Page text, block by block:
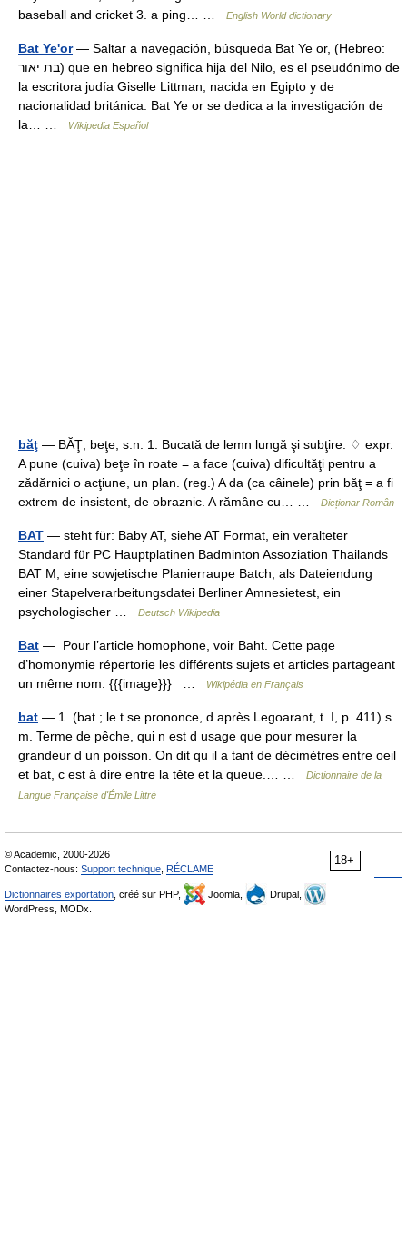
baseball and cricket 3. a ping… …
English World dictionary
Bat Ye'or— Saltar a navegación, búsqueda Bat Ye or, (Hebreo:
בת יאור) que en hebreo significa hija del Nilo, es el pseudónimo de
la escritora judía Giselle Littman, nacida en Egipto y de
nacionalidad británica. Bat Ye or se dedica a la investigación de
la… …
Wikipedia Español
băţ — BĂŢ, beţe, s.n. 1. Bucată de lemn lungă şi subţire. ♢ expr.
A pune (cuiva) beţe în roate = a face (cuiva) dificultăţi pentru a
zădărnici o acţiune, un plan. (reg.) A da (ca câinele) prin băţ = a fi
extrem de insistent, de obraznic. A rămâne cu… …
Dicționar Român
BAT — steht für: Baby AT, siehe AT Format, ein veralteter
Standard für PC Hauptplatinen Badminton Assoziation Thailands
BAT M, eine sowjetische Planierraupe Batch, als Dateiendung
einer Stapelverarbeitungsdatei Berliner Amnesietest, ein
psychologischer …
Deutsch Wikipedia
Bat — Pour l’article homophone, voir Baht. Cette page
d’homonymie répertorie les différents sujets et articles partageant
un même nom. {{{image}}} …
Wikipédia en Français
bat — 1. (bat ; le t se prononce, d après Legoarant, t. I, p. 411) s.
m. Terme de pêche, qui n est d usage que pour mesurer la
grandeur d un poisson. On dit qu il a tant de décimètres entre oeil
et bat, c est à dire entre la tête et la queue.… …
Dictionnaire de la
Langue Française d'Émile Littré
18+
© Academic, 2000-2026
Contactez-nous: Support technique RÉCLAME
Dictionnaires exportation , créé sur PHP, Joomla,
Drupal,
WordPress, MODx.